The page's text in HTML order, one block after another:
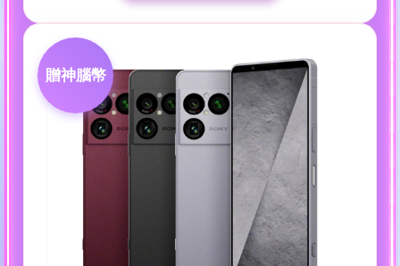
贈神腦幣